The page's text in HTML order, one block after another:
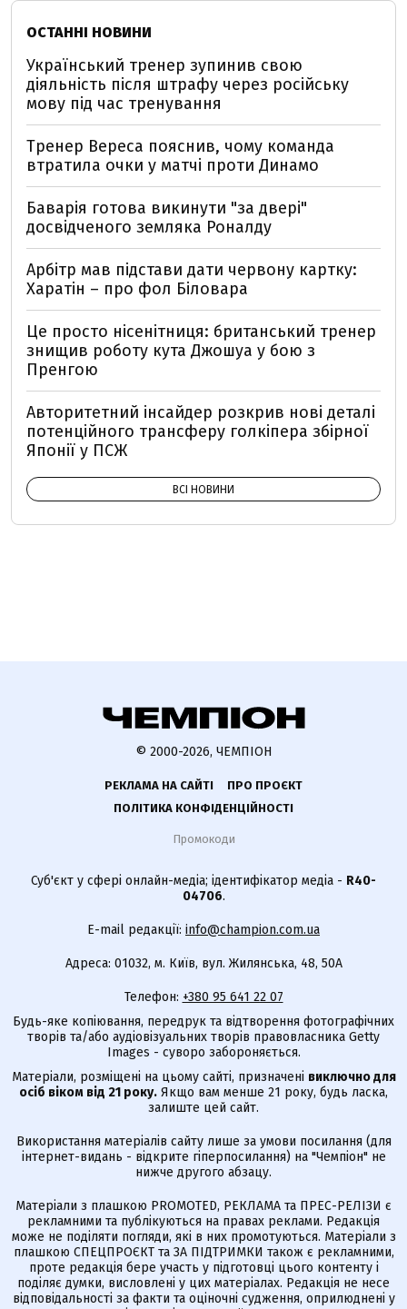
ОСТАННІ НОВИНИ
Український тренер зупинив свою
діяльність після штрафу через російську
мову під час тренування
Тренер Вереса пояснив, чому команда
втратила очки у матчі проти Динамо
Баварія готова викинути "за двері"
досвідченого земляка Роналду
Арбітр мав підстави дати червону картку:
Харатін – про фол Біловара
Це просто нісенітниця: британський тренер
знищив роботу кута Джошуа у бою з
Пренгою
Авторитетний інсайдер розкрив нові деталі
потенційного трансферу голкіпера збірної
Японії у ПСЖ
ВСІ НОВИНИ
© 2000-2026, ЧЕМПІОН
РЕКЛАМА НА САЙТІ
ПРО ПРОЄКТ
ПОЛІТИКА КОНФІДЕНЦІЙНОСТІ
Промокоди
Суб'єкт у сфері онлайн-медіа; ідентифікатор медіа - R40-
04706.
E-mail редакції: info@champion.com.ua
Адреса: 01032, м. Київ, вул. Жилянська, 48, 50А
Телефон: +380 95 641 22 07
Будь-яке копіювання, передрук та відтворення фотографічних
творів та/або аудіовізуальних творів правовласника Getty
Images - суворо забороняється.
Матеріали, розміщені на цьому сайті, призначені виключно для
осіб віком від 21 року. Якщо вам менше 21 року, будь ласка,
залиште цей сайт.
Використання матеріалів сайту лише за умови посилання (для
інтернет-видань - відкрите гіперпосилання) на "Чемпіон" не
нижче другого абзацу.
Матеріали з плашкою PROMOTED, РЕКЛАМА та ПРЕС-РЕЛІЗИ є
рекламними та публікуються на правах реклами. Редакція
може не поділяти погляди, які в них промотуються. Матеріали з
плашкою СПЕЦПРОЄКТ та ЗА ПІДТРИМКИ також є рекламними,
проте редакція бере участь у підготовці цього контенту і
поділяє думки, висловлені у цих матеріалах. Редакція не несе
відповідальності за факти та оціночні судження, оприлюднені у